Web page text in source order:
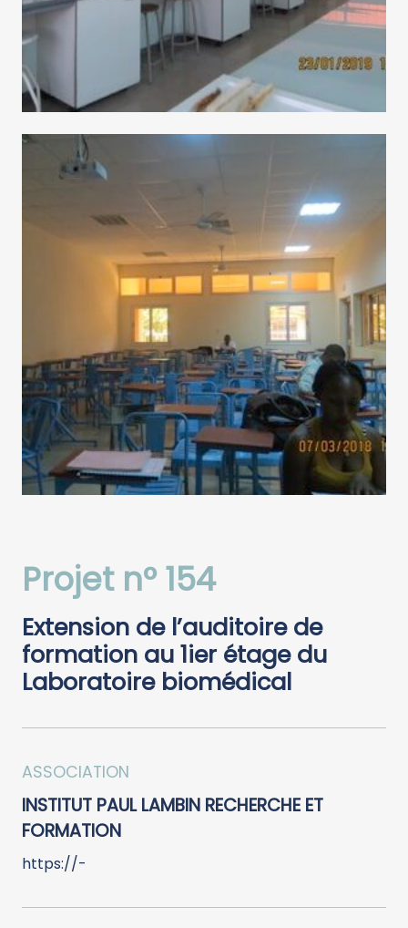
Projet n° 154
Extension de l’auditoire de
formation au 1ier étage du
Laboratoire biomédical
ASSOCIATION
INSTITUT PAUL LAMBIN RECHERCHE ET
FORMATION
https://-